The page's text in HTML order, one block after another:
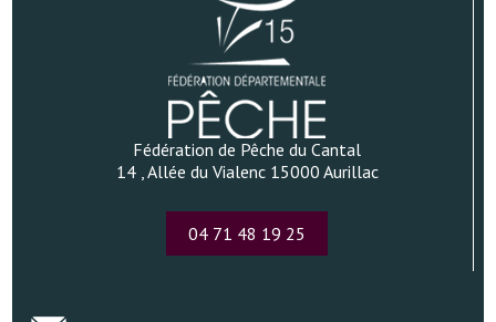
Fédération de Pêche du Cantal
14 , Allée du Vialenc 15000 Aurillac
04 71 48 19 25